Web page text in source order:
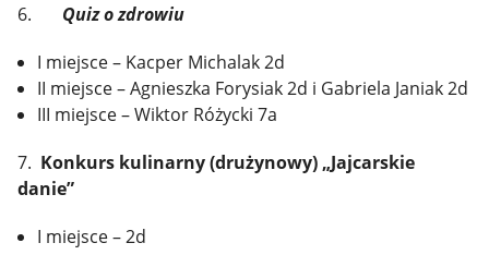
6.
Quiz o zdrowiu
I miejsce – Kacper Michalak 2d
II miejsce – Agnieszka Forysiak 2d i Gabriela Janiak 2d
III miejsce – Wiktor Różycki 7a
7. Konkurs kulinarny (drużynowy) „Jajcarskie
danie”
I miejsce – 2d